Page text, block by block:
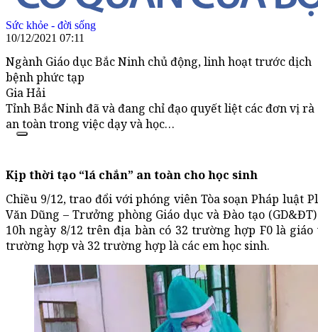
Sức khỏe - đời sống
10/12/2021 07:11
Ngành Giáo dục Bắc Ninh chủ động, linh hoạt trước dịch
bệnh phức tạp
Gia Hải
Tỉnh Bắc Ninh đã và đang chỉ đạo quyết liệt các đơn vị
an toàn trong việc dạy và học…
Kịp thời tạo “lá chắn” an toàn cho học sinh
Chiều 9/12, trao đổi với phóng viên Tòa soạn Pháp luật
Văn Dũng – Trưởng phòng Giáo dục và Đào tạo
10h ngày 8/12 trên địa bàn có 32 trường hợp F0 là
trường hợp và 32 trường hợp là các em học sinh.